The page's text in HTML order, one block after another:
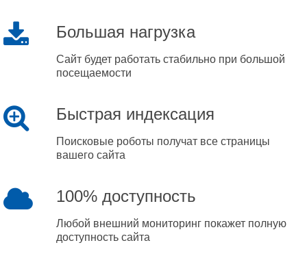
Большая нагрузка
Сайт будет работать стабильно при большой
посещаемости
Быстрая индексация
Поисковые роботы получат все страницы
вашего сайта
100% доступность
Любой внешний мониторинг покажет полную
доступность сайта